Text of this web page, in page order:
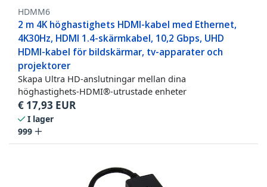
HDMM6
2 m 4K höghastighets HDMI-kabel med Ethernet,
4K30Hz, HDMI 1.4-skärmkabel, 10,2 Gbps, UHD
HDMI-kabel för bildskärmar, tv-apparater och
projektorer
Skapa Ultra HD-anslutningar mellan dina
höghastighets-HDMI®-utrustade enheter
€ 17,93 EUR
I lager
999